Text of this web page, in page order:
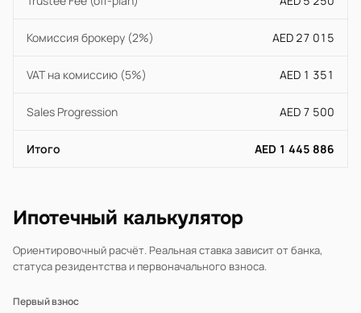
Комиссия брокеру (2%) AED 27 015
VAT на комиссию (5%) AED 1 351
Sales Progression AED 7 500
Итого AED 1 445 886
Ипотечный калькулятор
Ориентировочный расчёт. Реальная ставка зависит от банка,
статуса резидентства и первоначального взноса.
Первый взнос